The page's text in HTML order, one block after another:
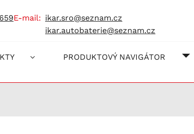
e-mail: ikar.sro@seznam.cz
ikar.autobaterie@seznam.cz
PRODUKTOVÝ NAVIGÁTOR